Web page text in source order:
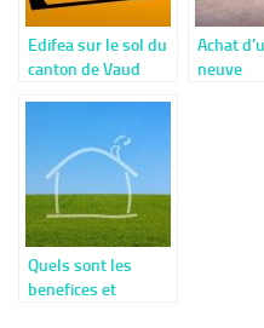
Edifea sur le sol du
canton de Vaud
Achat
neuve
Quels sont les
benefices et